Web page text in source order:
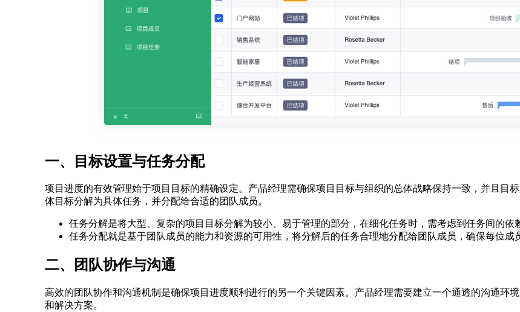
一、目标设置与任务分配
项目进度的有效管理始于项目目标的精确设定。产品经理需确保项目目标与组织的总体战略保持一致，并且目
体目标分解为具体任务，并分配给合适的团队成员。
任务分解是将大型、复杂的项目目标分解为较小、易于管理的部分，在细化任务时，需考虑到任务间的依
任务分配就是基于团队成员的能力和资源的可用性，将分解后的任务合理地分配给团队成员，确保每位成
二、团队协作与沟通
高效的团队协作和沟通机制是确保项目进度顺利进行的另一个关键因素。产品经理需要建立一个通透的沟通环
和解决方案。